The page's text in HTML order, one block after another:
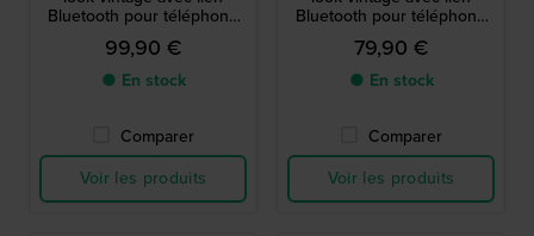
Bluetooth pour téléphone
intelligent
99,90 €
● En stock
Comparer
Voir les produits
Bluetooth pour téléphone
intelligent
79,90 €
● En stock
Comparer
Voir les produits